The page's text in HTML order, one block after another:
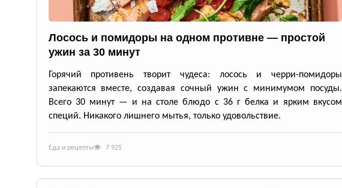
Лосось и помидоры на одном противне — простой
ужин за 30 минут
Горячий противень творит чудеса: лосось и черри-помидоры
запекаются вместе, создавая сочный ужин с минимумом посуды.
Всего 30 минут — и на столе блюдо с 36 г белка и ярким вкусом
специй. Никакого лишнего мытья, только удовольствие.
Еда и рецепты 7 925